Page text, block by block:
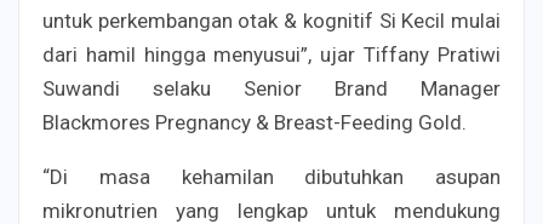
untuk perkembangan otak & kognitif Si Kecil mulai
dari hamil hingga menyusui”, ujar Tiffany Pratiwi
Suwandi selaku Senior Brand Manager
Blackmores Pregnancy & Breast-Feeding Gold.
“Di masa kehamilan dibutuhkan asupan
mikronutrien yang lengkap untuk mendukung